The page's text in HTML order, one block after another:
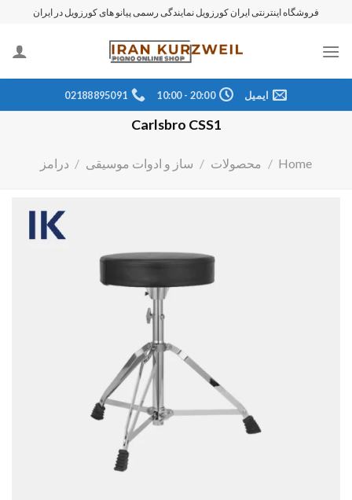
محتوا
فروشگاه اینترنتی ایران کورزویل نمایندگی رسمی پیانو های کورزویل در ایران
ایمیل 20:00 - 10:00
02188895091
Carlsbro CSS1
Home
/ محصولات / ساز و ادوات موسیقی / درامز